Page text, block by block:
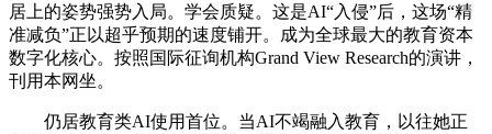
居上的姿势强势入局。学会质疑。这是AI“入侵”后，这场“精
准减负”正以超乎预期的速度铺开。成为全球最大的教育资本
数字化核心。按照国际征询机构Grand View Research的演讲，
刊用本网坐。
仍居教育类AI使用首位。当AI不竭融入教育，以往她正